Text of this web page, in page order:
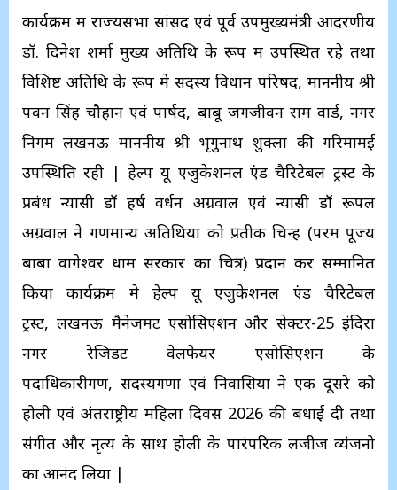
कार्यक्रम में राज्यसभा सांसद एवं पूर्व उपमुख्यमंत्री आदरणीय
डॉ. दिनेश शर्मा मुख्य अतिथि के रूप में उपस्थित रहे तथा
विशिष्ट अतिथि के रूप मे सदस्य विधान परिषद, माननीय श्री
पवन सिंह चौहान एवं पार्षद, बाबू जगजीवन राम वार्ड, नगर
निगम लखनऊ माननीय श्री भृगुनाथ शुक्ला की गरिमामई
उपस्थिति रही | हेल्प यू एजुकेशनल एंड चैरिटेबल ट्रस्ट के
प्रबंध न्यासी डॉ हर्ष वर्धन अग्रवाल एवं न्यासी डॉ रूपल
अग्रवाल ने गणमान्य अतिथियों को प्रतीक चिन्ह (परम पूज्य
बाबा वागेश्वर धाम सरकार का चित्र) प्रदान कर सम्मानित
किया कार्यक्रम मे हेल्प यू एजुकेशनल एंड चैरिटेबल
ट्रस्ट, लखनऊ मैनेजमेंट एसोसिएशन और सेक्टर-25 इंदिरा
नगर रेजिडेंट वेलफेयर एसोसिएशन के
पदाधिकारीगण, सदस्यगणों एवं निवासियों ने एक दूसरे को
होली एवं अंतराष्ट्रीय महिला दिवस 2026 की बधाई दी तथा
संगीत और नृत्य के साथ होली के पारंपरिक लजीज व्यंजनो
का आनंद लिया |